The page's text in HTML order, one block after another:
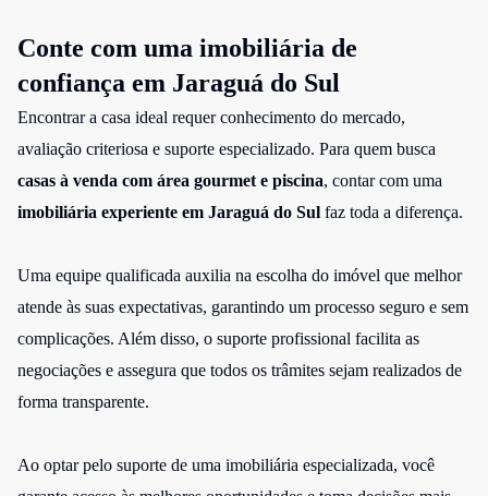
Conte com uma imobiliária de
confiança em Jaraguá do Sul
Encontrar a casa ideal requer conhecimento do mercado,
avaliação criteriosa e suporte especializado. Para quem busca
casas à venda com área gourmet e piscina, contar com uma
imobiliária experiente em Jaraguá do Sul faz toda a diferença.
Uma equipe qualificada auxilia na escolha do imóvel que melhor
atende às suas expectativas, garantindo um processo seguro e sem
complicações. Além disso, o suporte profissional facilita as
negociações e assegura que todos os trâmites sejam realizados de
forma transparente.
Ao optar pelo suporte de uma imobiliária especializada, você